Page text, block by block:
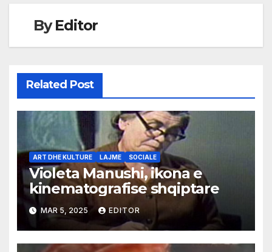
ByEditor
Related Post
ART DHE KULTURE LAJME SOCIALE
Violeta Manushi, ikona e
kinematografise shqiptare
MAR 5, 2025 EDITOR